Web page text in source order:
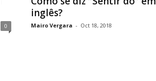
0
inglês?
Mairo Vergara - Oct 18, 2018